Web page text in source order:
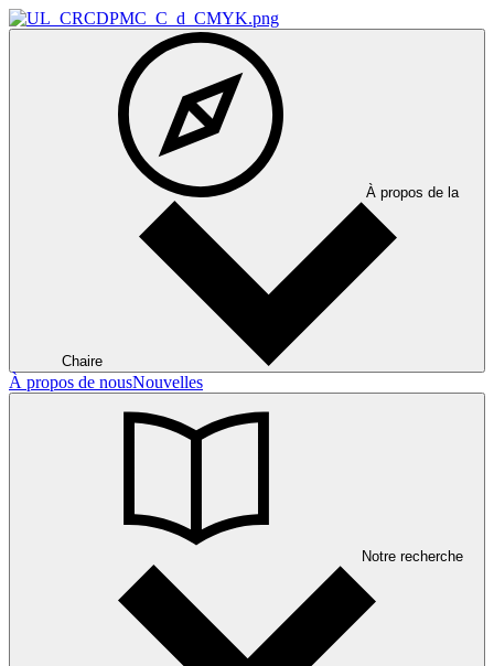
À propos de la
Chaire
À propos de nousNouvelles
Notre recherche